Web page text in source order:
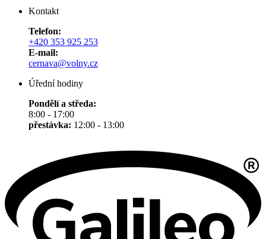
Kontakt
Telefon:
+420 353 925 253
E-mail:
cernava@volny.cz
Úřední hodiny
Pondělí a středa:
8:00 - 17:00
přestávka: 12:00 - 13:00